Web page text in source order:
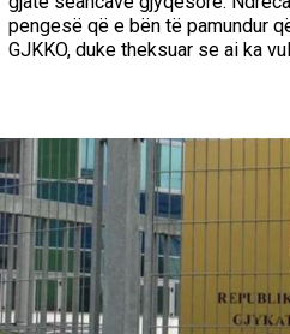
pengesë që e bën të pamundur
GJKKO, duke theksuar se ai ka